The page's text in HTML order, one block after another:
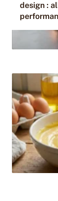
design :